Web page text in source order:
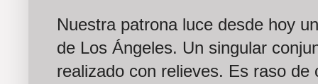
Nuestra patrona luce desde hoy
de Los Ángeles. Un singular
realizado con relieves. Es raso de